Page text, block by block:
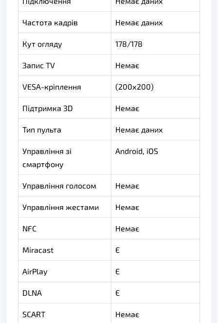
Частота кадрів Немає даних
Кут огляду 178/178
Запис TV Немає
VESA-кріплення (200х200)
Підтримка 3D Немає
Тип пульта Немає даних
Управління зі
смартфону
Android, iOS
Управління голосом Немає
Управління жестами Немає
NFC Немає
Miracast Є
AirPlay Є
DLNA Є
SCART Немає